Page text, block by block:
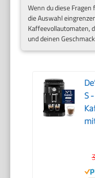
Wenn du diese
die Auswahl
Kaffeevollautomaten,
und deinen
S